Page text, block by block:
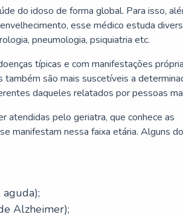
do idoso de forma global. Para isso,
esse médico estuda
pneumologia, psiquiatria etc.
típicas e com manifestações
são mais suscetíveis a
daqueles relatados por pessoas
atendidas pelo geriatra, que conhece as
manifestam nessa faixa etária. Alguns
Alzheimer);